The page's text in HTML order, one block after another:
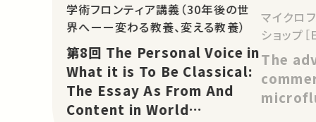
学術フロンティア講義（30年後の世
界へーー変わる教養、変える教養）
第8回 The Personal Voice in
What it is To Be Classical:
The Essay As From And
Content in World
マイクロ
ショップ［
The